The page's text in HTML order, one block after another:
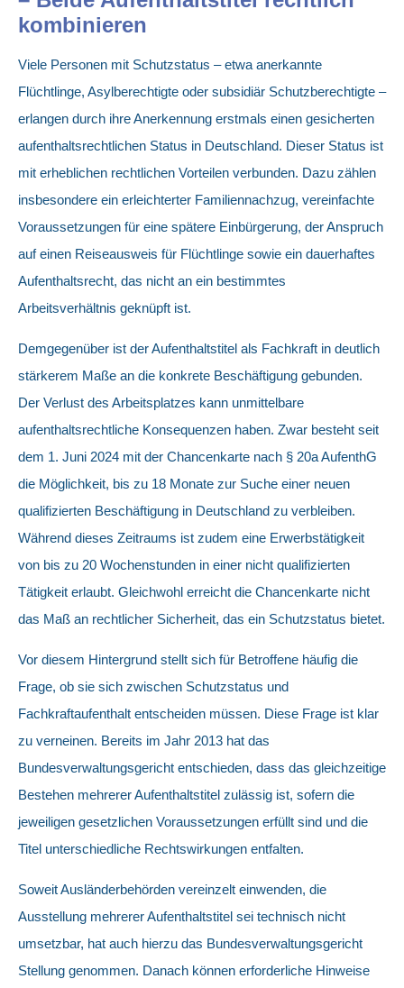
kombinieren
Viele Personen mit Schutzstatus – etwa anerkannte
Flüchtlinge, Asylberechtigte oder subsidiär Schutzberechtigte –
erlangen durch ihre Anerkennung erstmals einen gesicherten
aufenthaltsrechtlichen Status in Deutschland. Dieser Status ist
mit erheblichen rechtlichen Vorteilen verbunden. Dazu zählen
insbesondere ein erleichterter Familiennachzug, vereinfachte
Voraussetzungen für eine spätere Einbürgerung, der Anspruch
auf einen Reiseausweis für Flüchtlinge sowie ein dauerhaftes
Aufenthaltsrecht, das nicht an ein bestimmtes
Arbeitsverhältnis geknüpft ist.
Demgegenüber ist der Aufenthaltstitel als Fachkraft in deutlich
stärkerem Maße an die konkrete Beschäftigung gebunden.
Der Verlust des Arbeitsplatzes kann unmittelbare
aufenthaltsrechtliche Konsequenzen haben. Zwar besteht seit
dem 1. Juni 2024 mit der Chancenkarte nach § 20a AufenthG
die Möglichkeit, bis zu 18 Monate zur Suche einer neuen
qualifizierten Beschäftigung in Deutschland zu verbleiben.
Während dieses Zeitraums ist zudem eine Erwerbstätigkeit
von bis zu 20 Wochenstunden in einer nicht qualifizierten
Tätigkeit erlaubt. Gleichwohl erreicht die Chancenkarte nicht
das Maß an rechtlicher Sicherheit, das ein Schutzstatus bietet.
Vor diesem Hintergrund stellt sich für Betroffene häufig die
Frage, ob sie sich zwischen Schutzstatus und
Fachkraftaufenthalt entscheiden müssen. Diese Frage ist klar
zu verneinen. Bereits im Jahr 2013 hat das
Bundesverwaltungsgericht entschieden, dass das gleichzeitige
Bestehen mehrerer Aufenthaltstitel zulässig ist, sofern die
jeweiligen gesetzlichen Voraussetzungen erfüllt sind und die
Titel unterschiedliche Rechtswirkungen entfalten.
Soweit Ausländerbehörden vereinzelt einwenden, die
Ausstellung mehrerer Aufenthaltstitel sei technisch nicht
umsetzbar, hat auch hierzu das Bundesverwaltungsgericht
Stellung genommen. Danach können erforderliche Hinweise